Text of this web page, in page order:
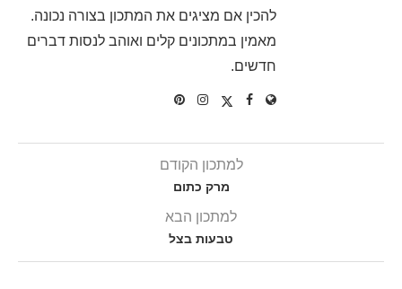
להכין אם מציגים את המתכון בצורה נכונה.
מאמין במתכונים קלים ואוהב לנסות דברים
חדשים.
למתכון הקודם
מרק כתום
למתכון הבא
טבעות בצל